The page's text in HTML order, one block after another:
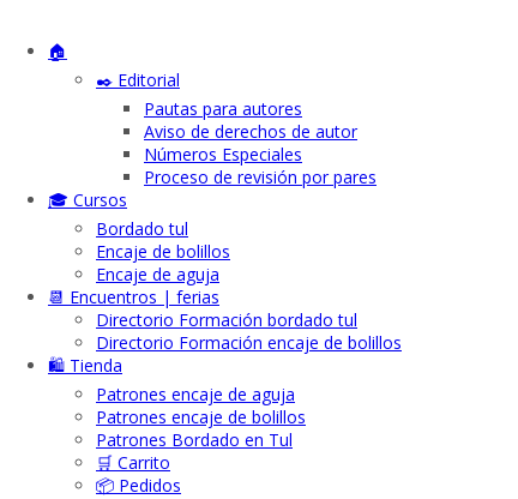
🏠
✒️ Editorial
Pautas para autores
Aviso de derechos de autor
Números Especiales
Proceso de revisión por pares
🎓 Cursos
Bordado tul
Encaje de bolillos
Encaje de aguja
📆 Encuentros | ferias
Directorio Formación bordado tul
Directorio Formación encaje de bolillos
🛍️ Tienda
Patrones encaje de aguja
Patrones encaje de bolillos
Patrones Bordado en Tul
🛒 Carrito
📦 Pedidos